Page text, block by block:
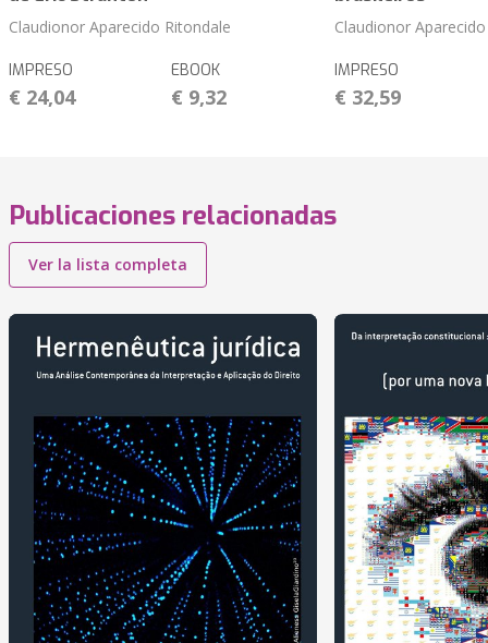
Claudionor Aparecido Ritondale
IMPRESO
€ 24,04
EBOOK
€ 9,32
Claudionor
IMPRESO
€ 32,59
Publicaciones relacionadas
Ver la lista completa